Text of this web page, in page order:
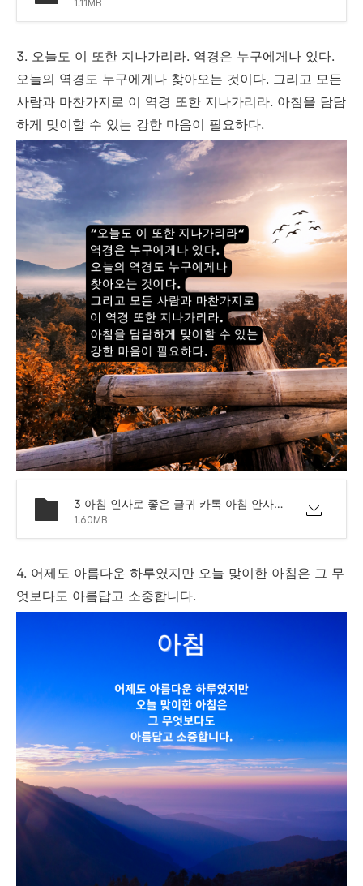
1.11MB
3. 오늘도 이 또한 지나가리라. 역경은 누구에게나 있다.
오늘의 역경도 누구에게나 찾아오는 것이다. 그리고 모든
사람과 마찬가지로 이 역경 또한 지나가리라. 아침을 담담
하게 맞이할 수 있는 강한 마음이 필요하다.
3 아침 인사로 좋은 글귀 카톡 아침 안사말 모음 문구.png
1.60MB
4. 어제도 아름다운 하루였지만 오늘 맞이한 아침은 그 무
엇보다도 아름답고 소중합니다.